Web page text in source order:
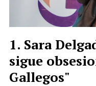
Sara
sigue
Gallegos"